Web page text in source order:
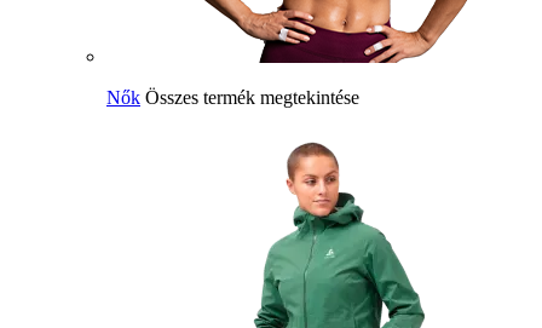
Nők Összes termék megtekintése